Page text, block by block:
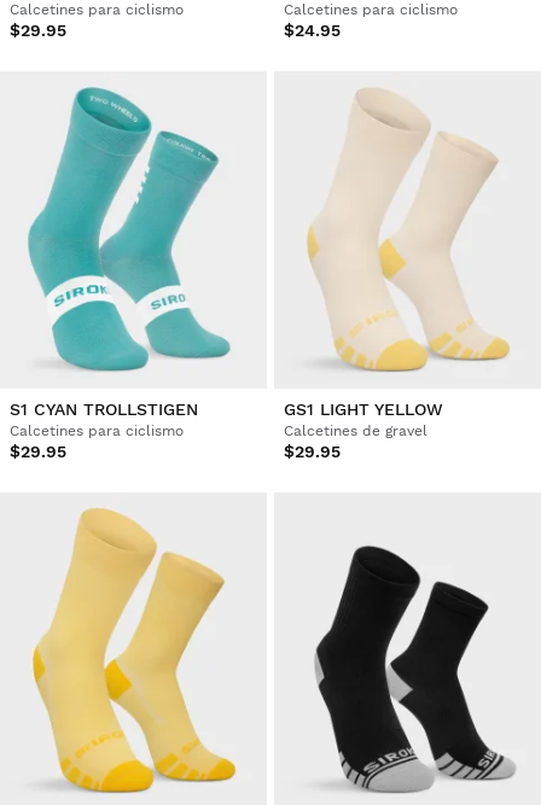
Calcetines para ciclismo
$29.95
Calcetines para ciclismo
$24.95
S1 CYAN TROLLSTIGEN
Calcetines para ciclismo
$29.95
GS1 LIGHT YELLOW
Calcetines de gravel
$29.95